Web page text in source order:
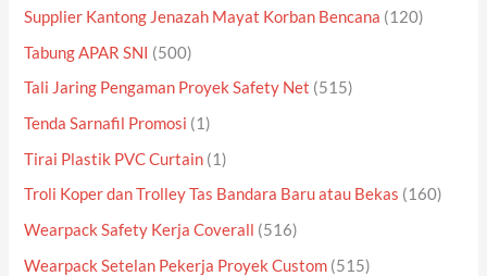
Supplier Kantong Jenazah Mayat Korban Bencana (120)
Tabung APAR SNI (500)
Tali Jaring Pengaman Proyek Safety Net (515)
Tenda Sarnafil Promosi (1)
Tirai Plastik PVC Curtain (1)
Troli Koper dan Trolley Tas Bandara Baru atau Bekas (160)
Wearpack Safety Kerja Coverall (516)
Wearpack Setelan Pekerja Proyek Custom (515)